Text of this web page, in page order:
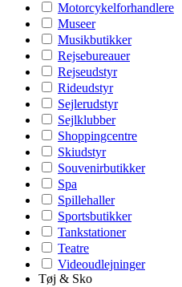
Motorcykelforhandlere
Museer
Musikbutikker
Rejsebureauer
Rejseudstyr
Rideudstyr
Sejlerudstyr
Sejlklubber
Shoppingcentre
Skiudstyr
Souvenirbutikker
Spa
Spillehaller
Sportsbutikker
Tankstationer
Teatre
Videoudlejninger
Tøj & Sko